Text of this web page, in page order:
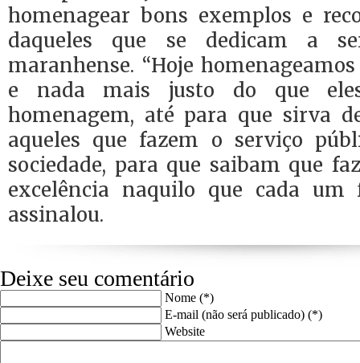
homenagear bons exemplos e
daqueles que se dedicam a
maranhense. “Hoje
e nada mais justo do que eles
homenagem, até para que sirva
aqueles que fazem o serviço
sociedade, para que saibam que
excelência naquilo que cada
assinalou.
Deixe seu comentário
Nome (*)
E-mail (não será publicado) (*)
Website